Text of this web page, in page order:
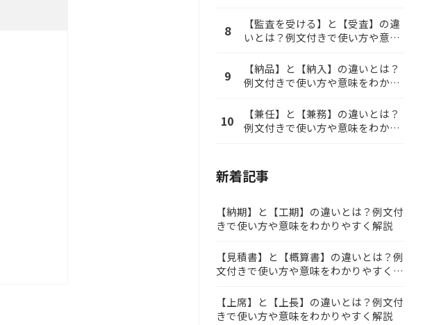
8
【監査を受ける】と【受査】の違
いとは？例文付きで使い方や意味
9
【納品】と【納入】の違いとは？
例文付きで使い方や意味をわかり
10
【兼任】と【兼務】の違いとは？
例文付きで使い方や意味をわかり
新着記事
【納期】と【工期】の違いとは？例文付
きで使い方や意味をわかりやすく解説
【見積書】と【概算書】の違いとは？例
文付きで使い方や意味をわかりやすく解
【上席】と【上長】の違いとは？例文付
きで使い方や意味をわかりやすく解説